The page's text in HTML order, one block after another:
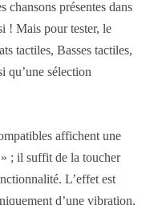
chansons présentes dans
! Mais pour tester, le
tactiles, Basses tactiles,
qu’une sélection
affichent une
; il suffit de la toucher
L’effet est
d’une vibration,